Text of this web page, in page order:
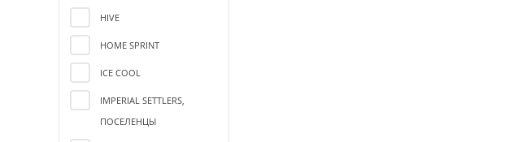
HIVE
HOME SPRINT
ICE COOL
IMPERIAL SETTLERS,
ПОСЕЛЕНЦЫ